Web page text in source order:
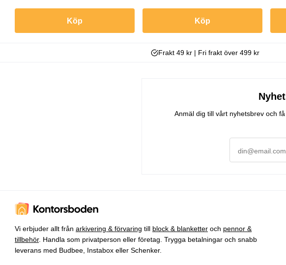
Köp Köp
Frakt 49 kr | Fri frakt över 499 kr
Anmäl dig till vårt nyhetsbrev och
Vi erbjuder allt från arkivering & förvaring till block & blanketter och pennor &
tillbehör. Handla som privatperson eller företag. Trygga betalningar och snabb
leverans med Budbee, Instabox eller Schenker.